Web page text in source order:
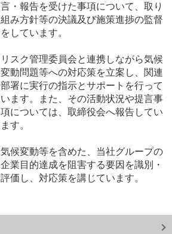
言・報告を受けた事項について、取り
組み方針等の決議及び施策進捗の監督
をしています。
リスク管理委員会と連携しながら気候
変動問題等への対応策を立案し、関連
部署に実行の指示とサポートを行って
います。また、その活動状況や提言事
項については、取締役会へ報告してい
ます。
気候変動等を含めた、当社グループの
企業目的達成を阻害する要因を識別・
評価し、対応策を講じています。